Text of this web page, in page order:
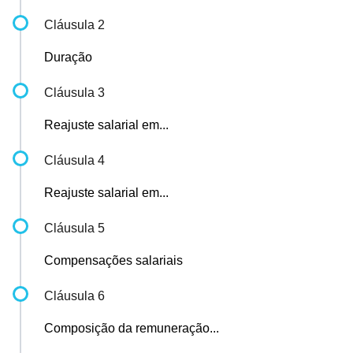
Cláusula 2
Duração
Cláusula 3
Reajuste salarial em...
Cláusula 4
Reajuste salarial em...
Cláusula 5
Compensações salariais
Cláusula 6
Composição da remuneração...